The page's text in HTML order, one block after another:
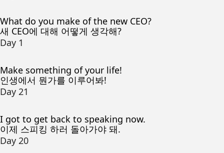
What do you make of the new CEO?
새 CEO에 대해 어떻게 생각해?
Day 1
Make something of your life!
인생에서 뭔가를 이루어봐!
Day 21
I got to get back to speaking now.
이제 스피킹 하러 돌아가야 돼.
Day 20